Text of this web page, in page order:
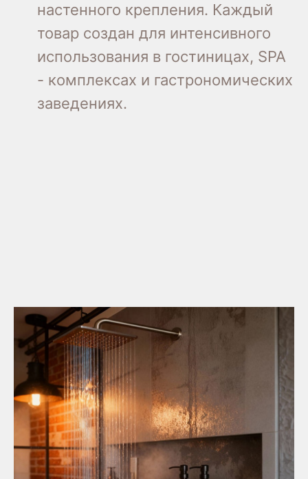
настенного крепления. Каждый
товар создан для интенсивного
использования в гостиницах, SPA
- комплексах и гастрономических
заведениях.